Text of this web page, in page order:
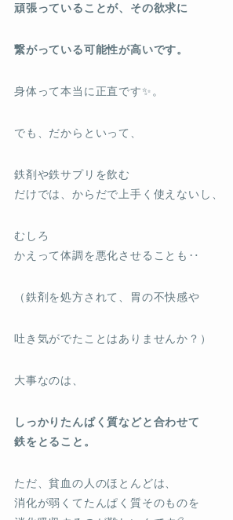
頑張っていることが、その欲求に
繋がっている可能性が高いです。
身体って本当に正直です✨。
でも、だからといって、
鉄剤や鉄サプリを飲む
だけでは、からだで上手く使えないし、
むしろ
かえって体調を悪化させることも‥
（鉄剤を処方されて、胃の不快感や
吐き気がでたことはありませんか？）
大事なのは、
しっかりたんぱく質などと合わせて
鉄をとること。
ただ、貧血の人のほとんどは、
消化が弱くてたんぱく質そのものを